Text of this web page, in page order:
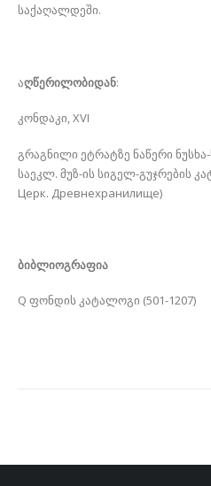
საქაღალდეში.
აღწერილობიდან:
კონდაკი, XVI
გრაგნილი ეტრატზე ნაწერი
საეკლ. მუზ-ის სიგელ-გუჯრების
Церк. Древнехранилище)
ბიბლიოგრაფია
Q ფონდის კატალოგი (501-1207)